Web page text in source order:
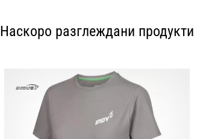
Наскоро разглеждани продукти